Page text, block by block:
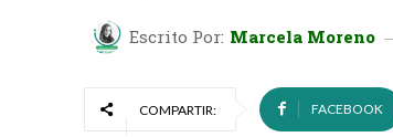
Escrito Por: Marcela Moreno
COMPARTIR: FACEBOOK